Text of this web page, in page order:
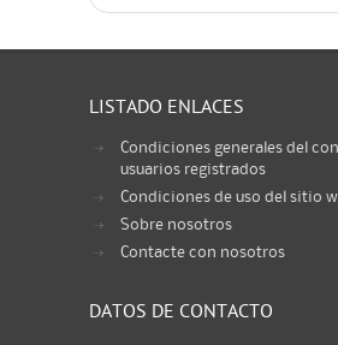
LISTADO ENLACES
Condiciones generales del
usuarios registrados
Condiciones de uso del sitio
Sobre nosotros
Contacte con nosotros
DATOS DE CONTACTO